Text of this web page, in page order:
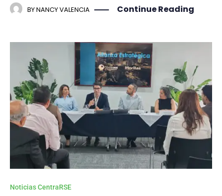
BYNANCY VALENCIA Continue Reading
Noticias CentraRSE